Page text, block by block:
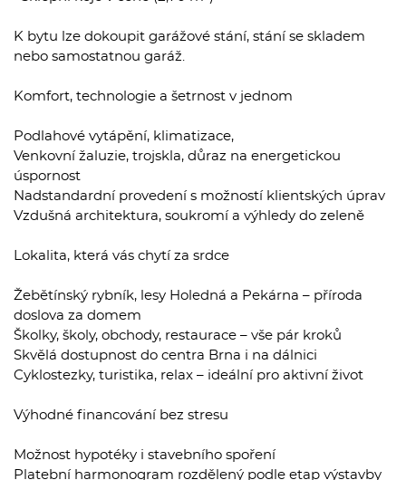
K bytu lze dokoupit garážové stání, stání se skladem
nebo samostatnou garáž.
Komfort, technologie a šetrnost v jednom
Podlahové vytápění, klimatizace,
Venkovní žaluzie, trojskla, důraz na energetickou
úspornost
Nadstandardní provedení s možností klientských úprav
Vzdušná architektura, soukromí a výhledy do zeleně
Lokalita, která vás chytí za srdce
Žebětínský rybník, lesy Holedná a Pekárna – příroda
doslova za domem
Školky, školy, obchody, restaurace – vše pár kroků
Skvělá dostupnost do centra Brna i na dálnici
Cyklostezky, turistika, relax – ideální pro aktivní život
Výhodné financování bez stresu
Možnost hypotéky i stavebního spoření
Platební harmonogram rozdělený podle etap výstavby